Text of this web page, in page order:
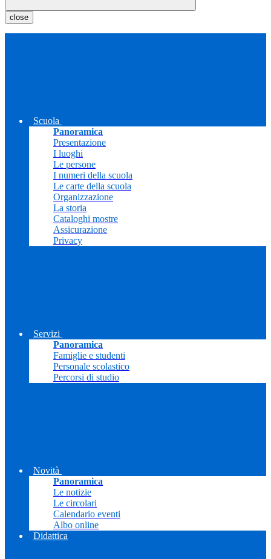
close
Scuola
Panoramica
Presentazione
I luoghi
Le persone
I numeri della scuola
Le carte della scuola
Organizzazione
La storia
Cataloghi mostre
Assicurazione
Privacy
Servizi
Panoramica
Famiglie e studenti
Personale scolastico
Percorsi di studio
Novità
Panoramica
Le notizie
Le circolari
Calendario eventi
Albo online
Didattica